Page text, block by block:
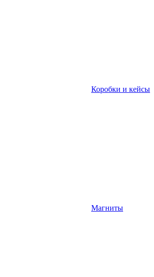
Коробки и кейсы
Магниты